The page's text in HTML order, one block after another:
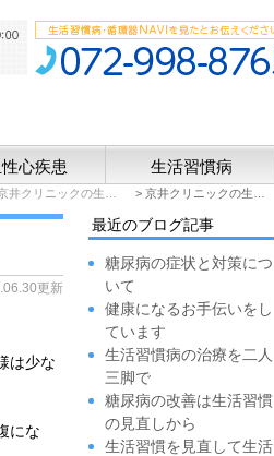
心疾患 生活習慣病
更新
は少な
にな
最近のブログ記事
糖尿病の症状と対策につ
いて
健康になるお手伝いをし
ています
生活習慣病の治療を二人
三脚で
糖尿病の改善は生活習慣
の見直しから
生活習慣を見直して生活